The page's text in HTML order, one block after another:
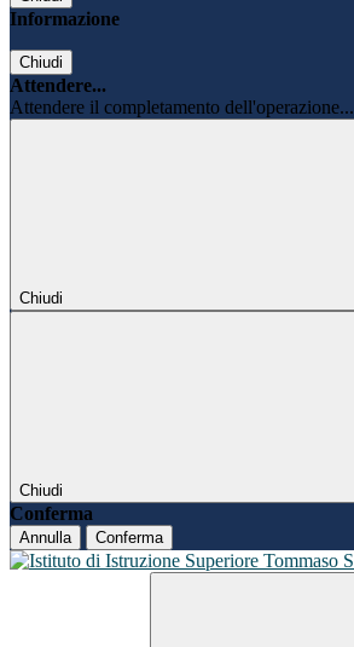
Informazione
Chiudi
Attendere...
Attendere il completamento dell'operazione...
Chiudi
Chiudi
Conferma
Annulla Conferma